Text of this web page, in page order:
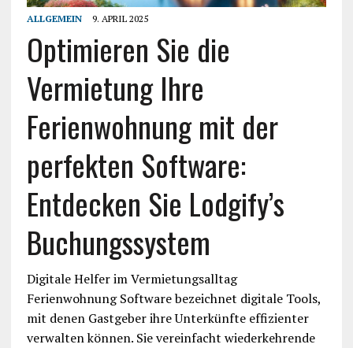
ALLGEMEIN 9. APRIL 2025
Optimieren Sie die
Vermietung Ihre
Ferienwohnung mit der
perfekten Software:
Entdecken Sie Lodgify’s
Buchungssystem
Digitale Helfer im Vermietungsalltag
Ferienwohnung Software bezeichnet digitale Tools,
mit denen Gastgeber ihre Unterkünfte effizienter
verwalten können. Sie vereinfacht wiederkehrende